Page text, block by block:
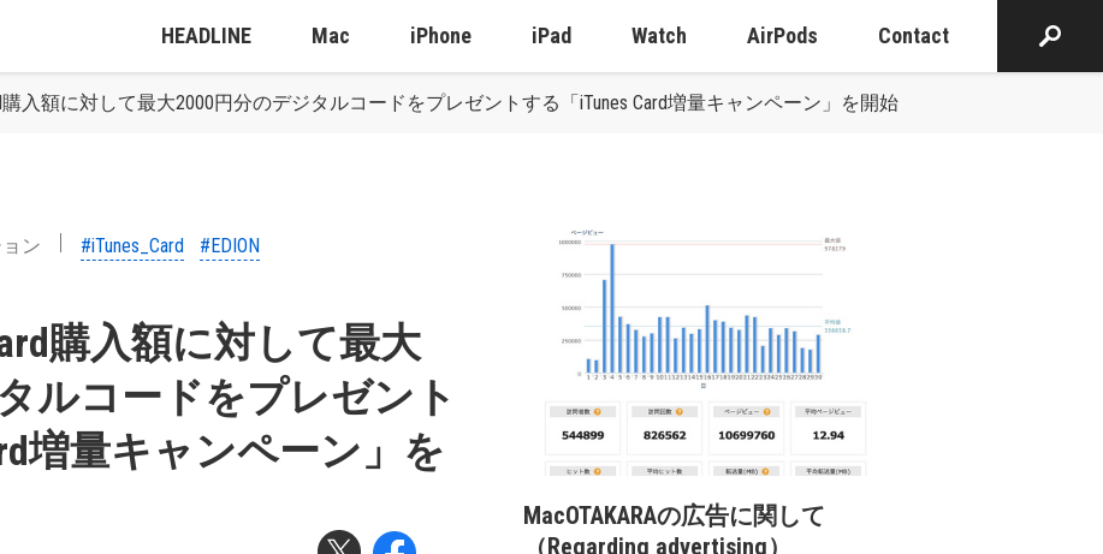
HEADLINE Mac iPhone iPad Watch AirPods Contact
購入額に対して最大2000円分のデジタルコードをプレゼントする「iTunes Card増量キャンペーン」を開始
ン #iTunes_Card #EDION
購入額に対して最大
ルコードをプレゼント
増量キャンペーン」を
MacOTAKARAの広告に関して
（Regarding advertising）